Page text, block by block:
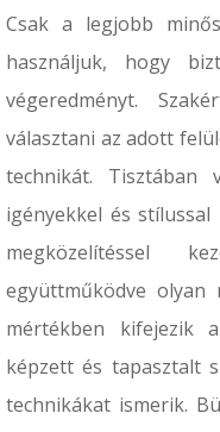
Csak a legjobb
használjuk, hogy
végeredményt.
választani az adott
technikát. Tisztában
igényekkel és
megközelítéssel
együttműködve olyan
mértékben kifejezik
képzett és tapasztalt
technikákat ismerik.